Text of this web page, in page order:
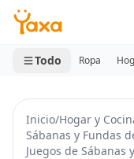
MINI CARRITO
0 productos
Todo Ropa
Inicio/Hogar y
Sábanas y Fundas
Juegos de Sábanas